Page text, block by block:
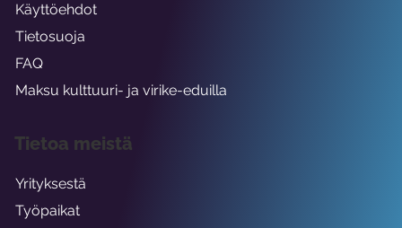
Käyttöehdot
Tietosuoja
FAQ
Maksu kulttuuri- ja virike-eduilla
Tietoa meistä
Yrityksestä
Työpaikat